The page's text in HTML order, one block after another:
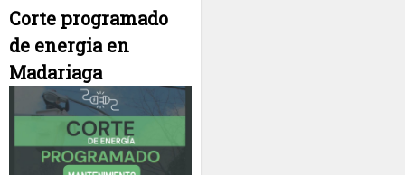
Corte programado
de energia en
Madariaga